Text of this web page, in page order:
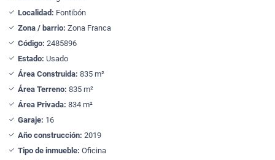
Localidad: Fontibón
Zona / barrio: Zona Franca
Código: 2485896
Estado: Usado
Área Construida: 835 m²
Área Terreno: 835 m²
Área Privada: 834 m²
Garaje: 16
Año construcción: 2019
Tipo de inmueble: Oficina